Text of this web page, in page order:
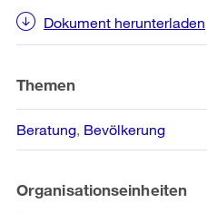
Dokument herunterladen
Themen
Beratung Bevölkerung
Organisationseinheiten